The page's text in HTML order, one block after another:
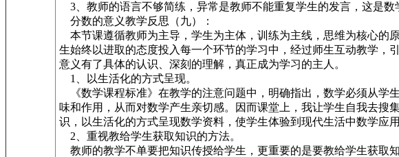
3、教师的语言不够简练，异常是教师不能重复学生的发言，这是
分数的意义教学反思（九）：
本节课遵循教师为主导，学生为主体，训练为主线，思维为核心的
生始终以进取的态度投入每一个环节的学习中，经过师生互动教学
意义有了具体的认识、深刻的理解，真正成为学习的主人。
1、以生活化的方式呈现。
《数学课程标准》在教学的注意问题中，明确指出，数学必须从学
味和作用，从而对数学产生亲切感。因而课堂上，我让学生自我去
识，以生活化的方式呈现数学资料，使学生体验到现代生活中数学应
2、重视教给学生获取知识的方法。
教师的教学不单要把知识传授给学生，更重要的是要教给学生获取